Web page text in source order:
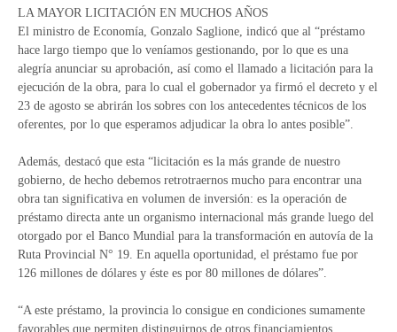
LA MAYOR LICITACIÓN EN MUCHOS AÑOS
El ministro de Economía, Gonzalo Saglione, indicó que al “préstamo
hace largo tiempo que lo veníamos gestionando, por lo que es una
alegría anunciar su aprobación, así como el llamado a licitación para la
ejecución de la obra, para lo cual el gobernador ya firmó el decreto y el
23 de agosto se abrirán los sobres con los antecedentes técnicos de los
oferentes, por lo que esperamos adjudicar la obra lo antes posible”.
Además, destacó que esta “licitación es la más grande de nuestro
gobierno, de hecho debemos retrotraernos mucho para encontrar una
obra tan significativa en volumen de inversión: es la operación de
préstamo directa ante un organismo internacional más grande luego del
otorgado por el Banco Mundial para la transformación en autovía de la
Ruta Provincial N° 19. En aquella oportunidad, el préstamo fue por
126 millones de dólares y éste es por 80 millones de dólares”.
“A este préstamo, la provincia lo consigue en condiciones sumamente
favorables que permiten distinguirnos de otros financiamientos,